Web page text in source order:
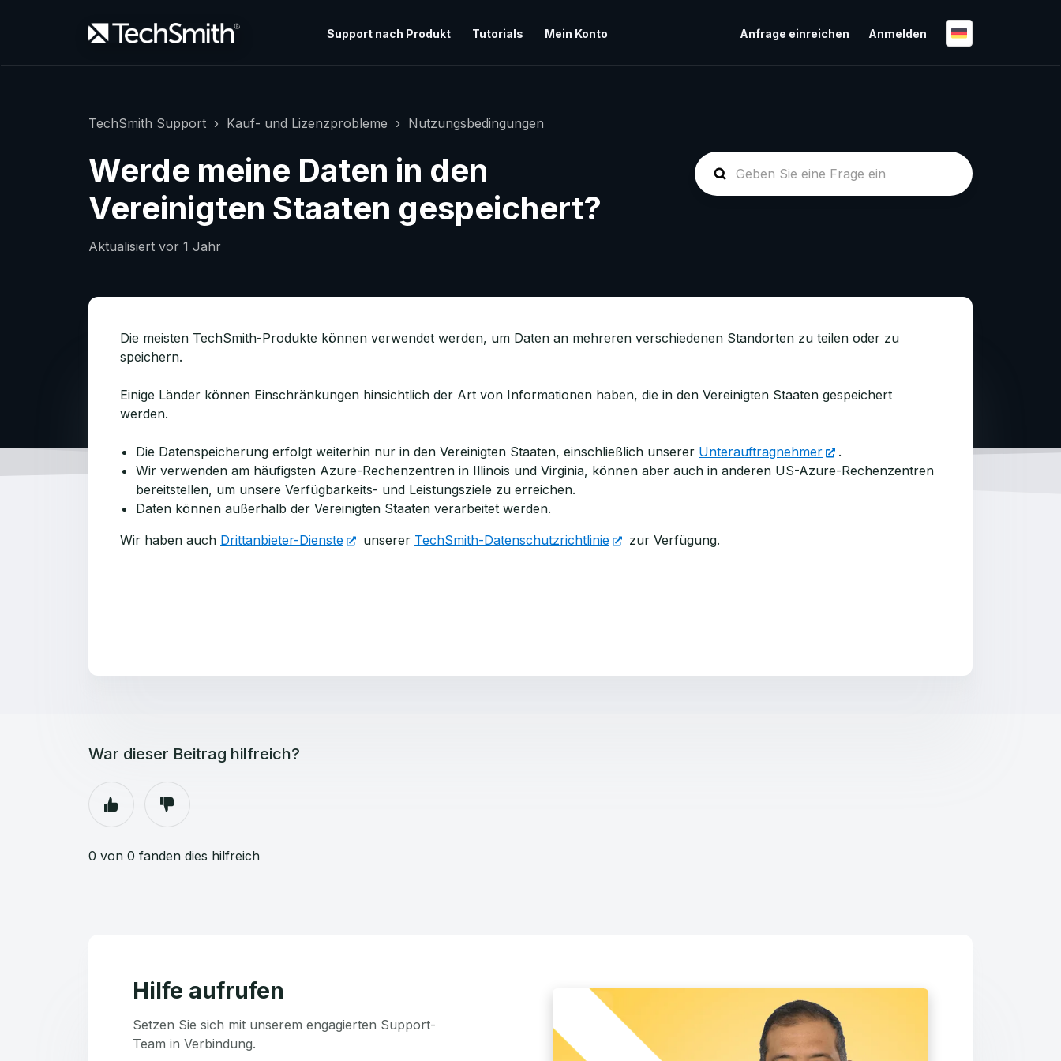
Support nach Produkt Tutorials Mein Konto Anfrage einreichen Anmelden
TechSmith Support Kauf- und Lizenzprobleme Nutzungsbedingungen
Werde meine Daten in den
Vereinigten Staaten gespeichert?
Aktualisiert vor 1 Jahr
Die meisten TechSmith-Produkte können verwendet werden, um Daten an mehreren verschiedenen Standorten zu teilen oder zu
speichern.
Einige Länder können Einschränkungen hinsichtlich der Art von Informationen haben, die in den Vereinigten Staaten gespeichert
werden.
Die Datenspeicherung erfolgt weiterhin nur in den Vereinigten Staaten, einschließlich unserer Unterauftragnehmer
.
Wir verwenden am häufigsten Azure-Rechenzentren in Illinois und Virginia, können aber auch in anderen US-Azure-Rechenzentren
bereitstellen, um unsere Verfügbarkeits- und Leistungsziele zu erreichen.
Daten können außerhalb der Vereinigten Staaten verarbeitet werden.
Wir haben auch Drittanbieter-Dienste unserer TechSmith-Datenschutzrichtlinie zur Verfügung.
War dieser Beitrag hilfreich?
0 von 0 fanden dies hilfreich
Hilfe aufrufen
Setzen Sie sich mit unserem engagierten Support-
Team in Verbindung.